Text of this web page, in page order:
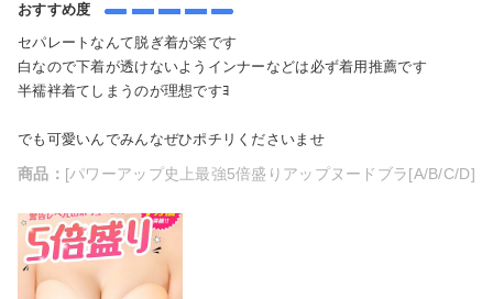
おすすめ度
セパレートなんて脱ぎ着が楽です
白なので下着が透けないようインナーなどは必ず着用推薦です
半襦袢着てしまうのが理想ですﾖ
でも可愛いんでみんなぜひポチリくださいませ
商品： [パワーアップ史上最強5倍盛りアップヌードブラ[A/B/C/D]